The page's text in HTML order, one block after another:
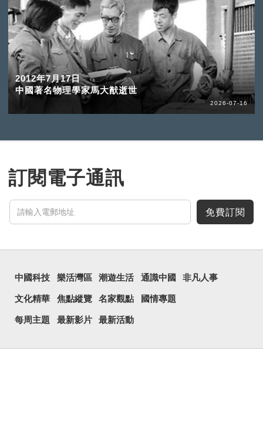
2012年7月17日
中國著名物理學家馬大猷逝世
2026-07-16
訂閱電子通訊
免費訂閱
中國科技 樂活灣區 潮遊生活 通識中國 非凡人事
文化精華 焦點縱覽 名家觀點 國情專題
每周主題 最新影片 最新活動